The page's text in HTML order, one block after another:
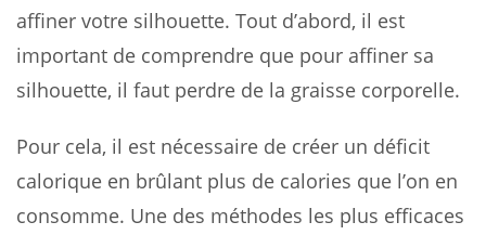
affiner votre silhouette. Tout d’abord, il est
important de comprendre que pour affiner sa
silhouette, il faut perdre de la graisse corporelle.
Pour cela, il est nécessaire de créer un déficit
calorique en brûlant plus de calories que l’on en
consomme. Une des méthodes les plus efficaces